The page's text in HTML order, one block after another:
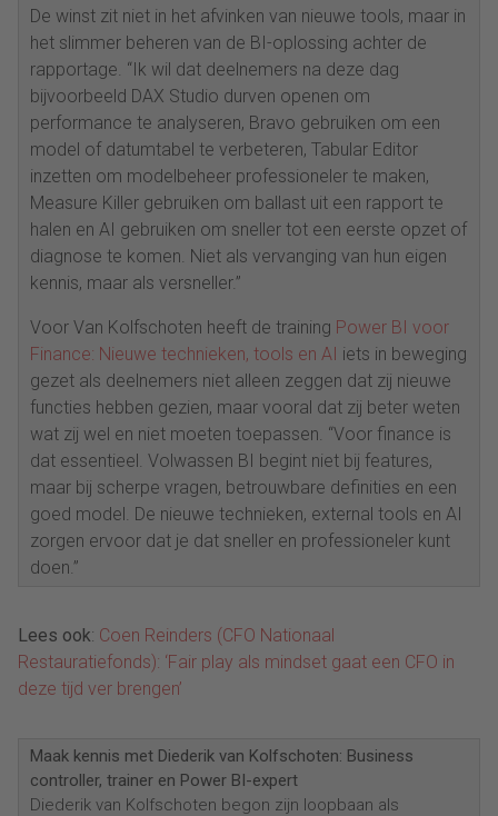
De winst zit niet in het afvinken van nieuwe tools, maar in
het slimmer beheren van de BI-oplossing achter de
rapportage. “Ik wil dat deelnemers na deze dag
bijvoorbeeld DAX Studio durven openen om
performance te analyseren, Bravo gebruiken om een
model of datumtabel te verbeteren, Tabular Editor
inzetten om modelbeheer professioneler te maken,
Measure Killer gebruiken om ballast uit een rapport te
halen en AI gebruiken om sneller tot een eerste opzet of
diagnose te komen. Niet als vervanging van hun eigen
kennis, maar als versneller.”
Voor Van Kolfschoten heeft de training Power BI voor
Finance: Nieuwe technieken, tools en AI iets in beweging
gezet als deelnemers niet alleen zeggen dat zij nieuwe
functies hebben gezien, maar vooral dat zij beter weten
wat zij wel en niet moeten toepassen. “Voor finance is
dat essentieel. Volwassen BI begint niet bij features,
maar bij scherpe vragen, betrouwbare definities en een
goed model. De nieuwe technieken, external tools en AI
zorgen ervoor dat je dat sneller en professioneler kunt
doen.”
Lees ook: Coen Reinders (CFO Nationaal
Restauratiefonds): ‘Fair play als mindset gaat een CFO in
deze tijd ver brengen’
Maak kennis met Diederik van Kolfschoten: Business
controller, trainer en Power BI-expert
Diederik van Kolfschoten begon zijn loopbaan als